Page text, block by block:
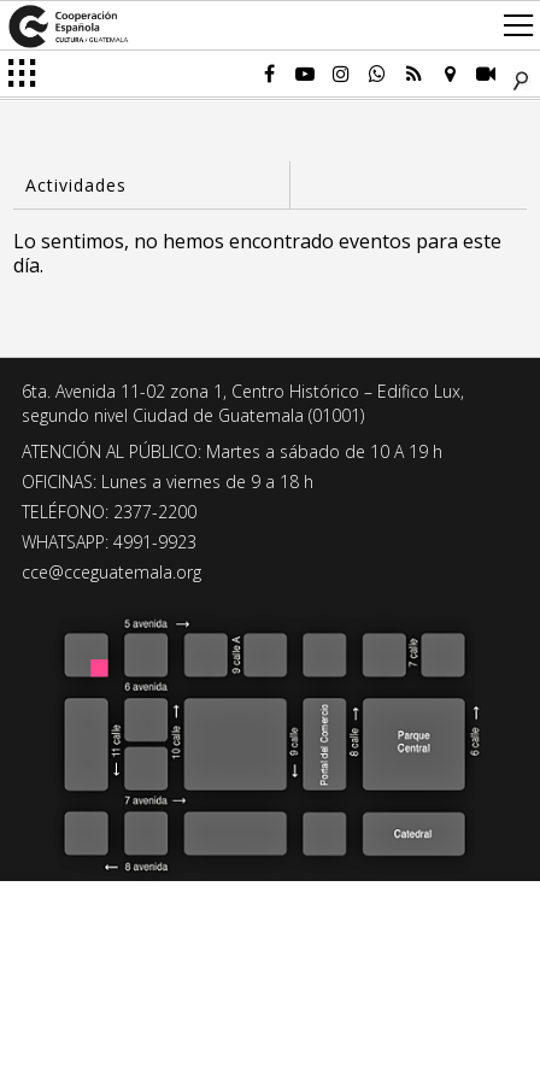
Lo sentimos, no hemos encontrado eventos para este
día.
6ta. Avenida 11-02 zona 1, Centro Histórico – Edifico Lux,
segundo nivel Ciudad de Guatemala (01001)
ATENCIÓN AL PÚBLICO: Martes a sábado de 10 A 19 h
OFICINAS: Lunes a viernes de 9 a 18 h
TELÉFONO: 2377-2200
WHATSAPP: 4991-9923
cce@cceguatemala.org